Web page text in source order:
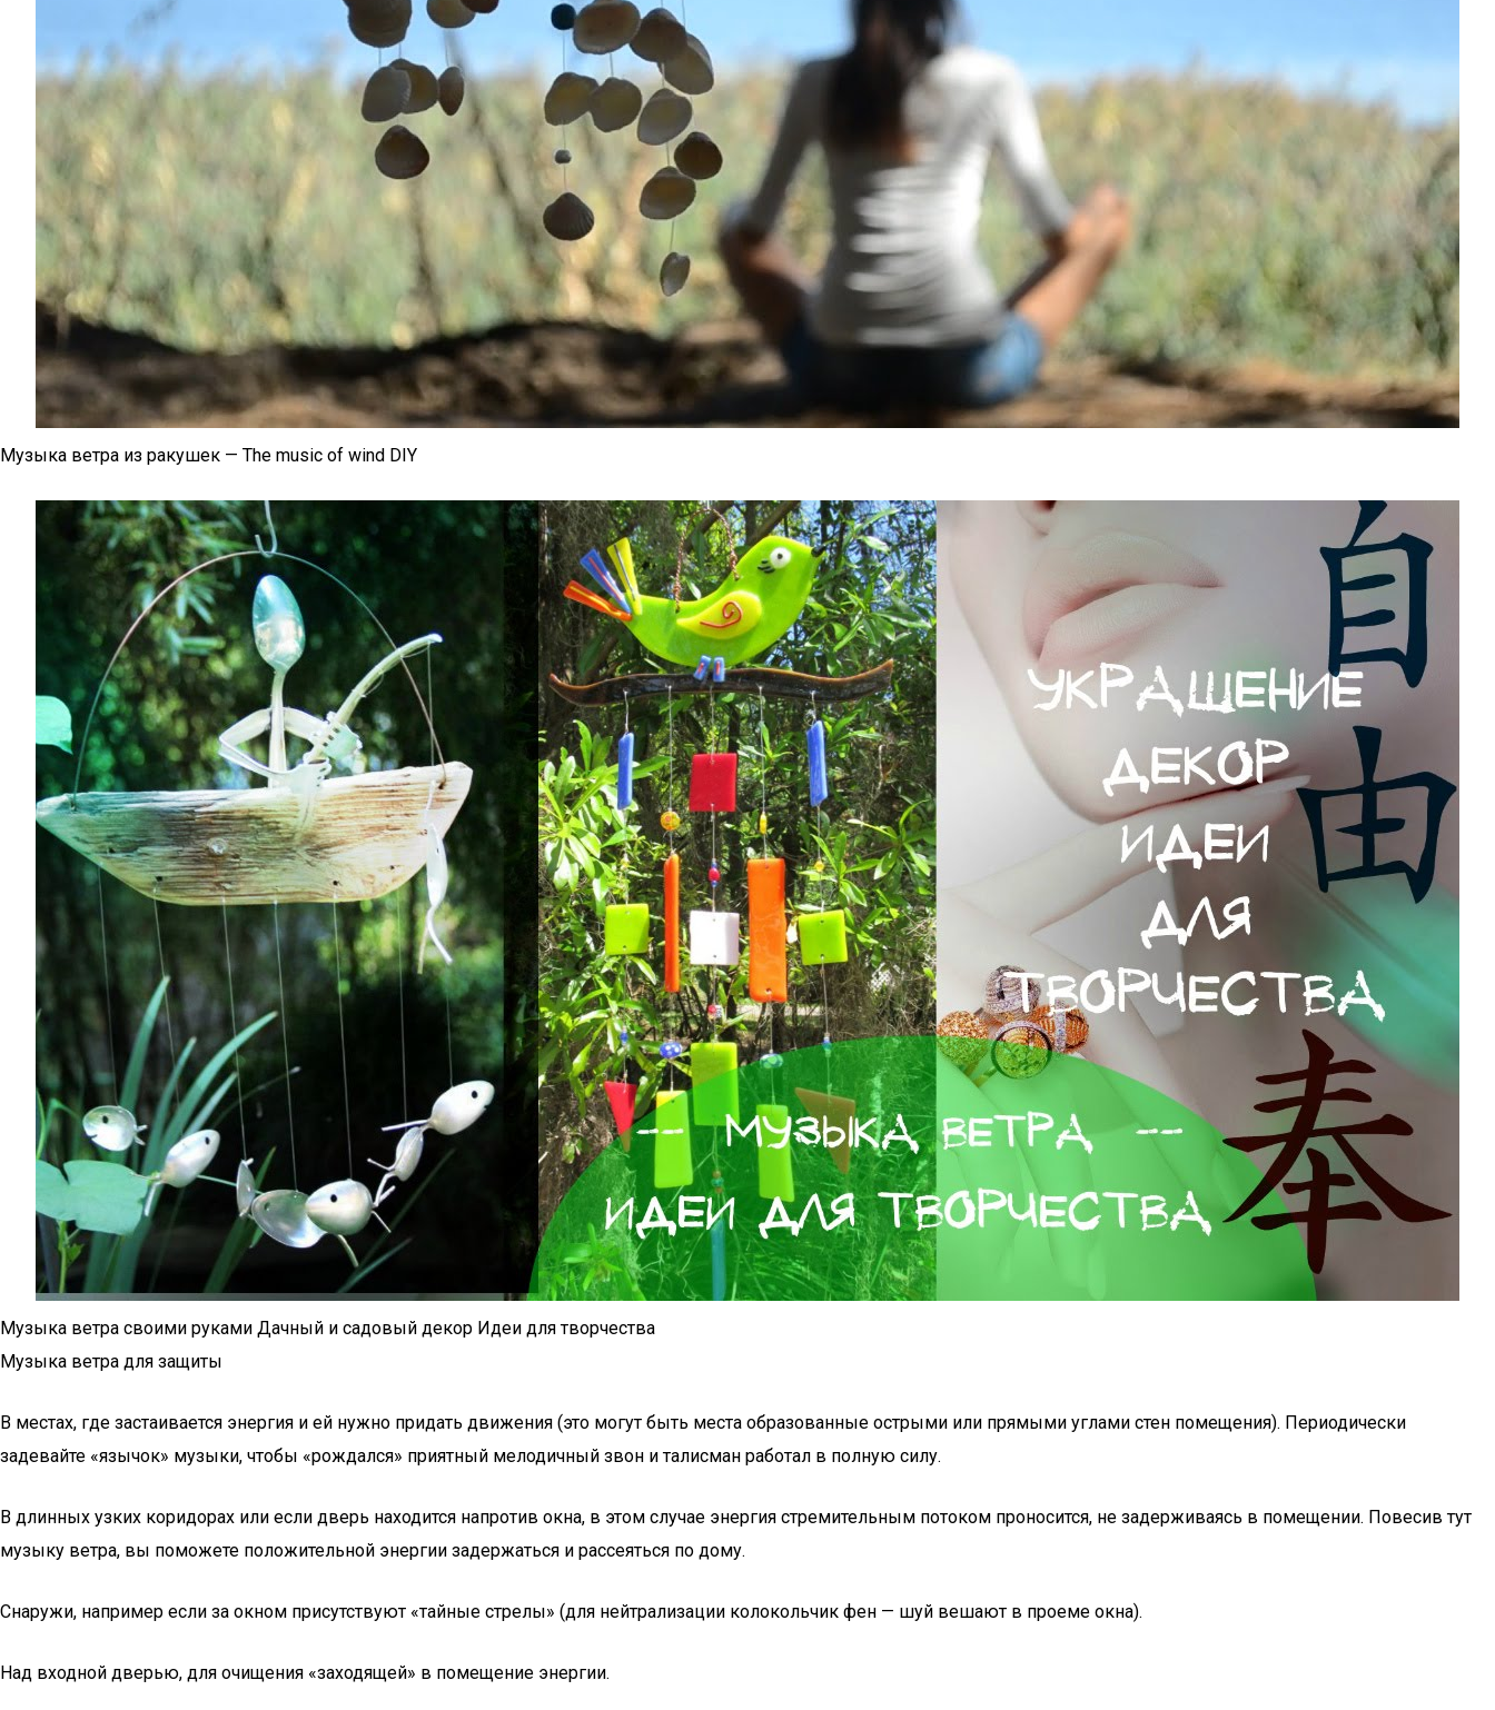
Музыка ветра из ракушек — The music of wind DIY
Музыка ветра своими руками Дачный и садовый декор Идеи для творчества
Музыка ветра для защиты
В местах, где застаивается энергия и ей нужно придать движения (это могут быть места образованные острыми или прямыми углами стен помещения). Периодически
задевайте «язычок» музыки, чтобы «рождался» приятный мелодичный звон и талисман работал в полную силу.
В длинных узких коридорах или если дверь находится напротив окна, в этом случае энергия стремительным потоком проносится, не задерживаясь в помещении. Повесив тут
музыку ветра, вы поможете положительной энергии задержаться и рассеяться по дому.
Снаружи, например если за окном присутствуют «тайные стрелы» (для нейтрализации колокольчик фен — шуй вешают в проеме окна).
Над входной дверью, для очищения «заходящей» в помещение энергии.